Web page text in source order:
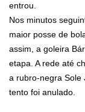
entrou.
Nos minutos
maior posse de
assim, a goleira
etapa. A rede até
a rubro-negra Sole
tento foi anulado.